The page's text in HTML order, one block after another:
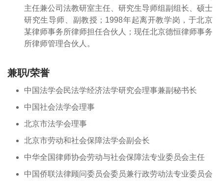
主任兼公司法教研室主任、研究生导师组副组长、硕士
研究生导师、副教授；1998年起离开教学岗，于北京
某律师事务所律师担任合伙人；现任北京德恒律师事务
所律师管理合伙人。
兼职/荣誉
中国法学会民法学经济法学研究会理事兼副秘书长
中国社会法学会理事
北京市法学会理事
北京市劳动和社会保障法学会副会长
中华全国律师协会劳动与社会保障法专业委员会主任
中国侨联法律顾问委员会委员兼行政劳动法专业委员会